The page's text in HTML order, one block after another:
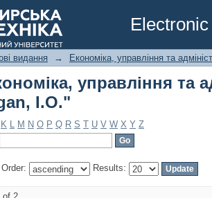
управління та
видання → Економіка, управління та
управління та
I.O."
K L M N O P Q R S T U V W X Y Z
Order: Results: